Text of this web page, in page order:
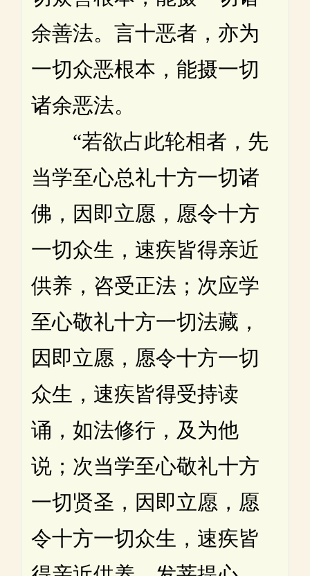
余善法。言十恶者，亦为
一切众恶根本，能摄一切
诸余恶法。
“若欲占此轮相者，先
当学至心总礼十方一切诸
佛，因即立愿，愿令十方
一切众生，速疾皆得亲近
供养，咨受正法；次应学
至心敬礼十方一切法藏，
因即立愿，愿令十方一切
众生，速疾皆得受持读
诵，如法修行，及为他
说；次当学至心敬礼十方
一切贤圣，因即立愿，愿
令十方一切众生，速疾皆